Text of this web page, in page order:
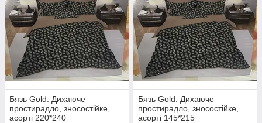
Бязь Gold: Дихаюче
простирадло, зносостійке,
асорті 220*240
Бязь Gold: Дихаюче
простирадло, зносостійке,
асорті 145*215